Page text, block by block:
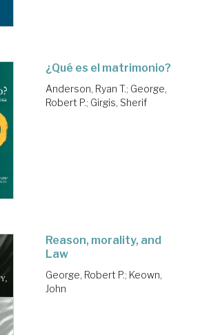
¿Qué es el matrimonio?
Anderson, Ryan T.; George,
Robert P.; Girgis, Sherif
Reason, morality, and
Law
George, Robert P.; Keown,
John